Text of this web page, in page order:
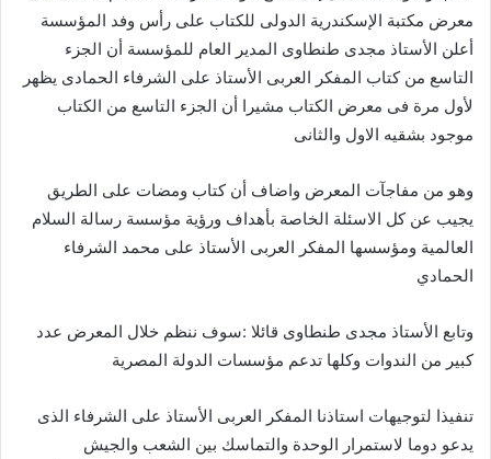
معرض مكتبة الإسكندرية الدولى للكتاب على رأس وفد المؤسسة
أعلن الأستاذ مجدى طنطاوى المدير العام للمؤسسة أن الجزء
التاسع من كتاب المفكر العربى الأستاذ على الشرفاء الحمادى يظهر
لأول مرة فى معرض الكتاب مشيرا أن الجزء التاسع من الكتاب
موجود بشقيه الاول والثانى
وهو من مفاجآت المعرض واضاف أن كتاب ومضات على الطريق
يجيب عن كل الاسئلة الخاصة بأهداف ورؤية مؤسسة رسالة السلام
العالمية ومؤسسها المفكر العربى الأستاذ على محمد الشرفاء
الحمادي
وتابع الأستاذ مجدى طنطاوى قائلا :سوف ننظم خلال المعرض عدد
كبير من الندوات وكلها تدعم مؤسسات الدولة المصرية
تنفيذا لتوجيهات استاذنا المفكر العربى الأستاذ على الشرفاء الذى
يدعو دوما لاستمرار الوحدة والتماسك بين الشعب والجيش